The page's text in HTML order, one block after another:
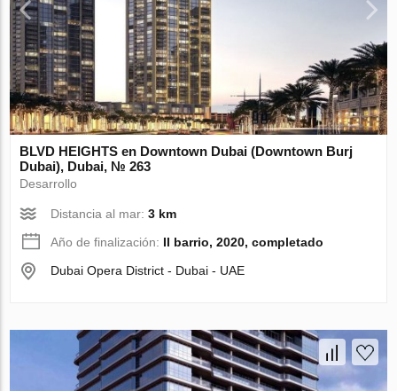
BLVD HEIGHTS en Downtown Dubai (Downtown Burj
Dubai), Dubai, № 263
Desarrollo
Distancia al mar:3 km
Año de finalización: II barrio, 2020, completado
Dubai Opera District - Dubai - UAE